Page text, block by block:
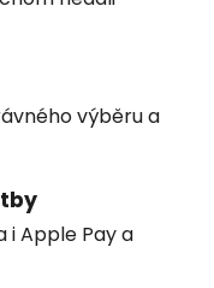
výběru a
i Apple Pay a